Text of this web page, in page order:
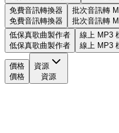
免費音訊轉換器
免費音訊轉換器
批次音訊轉
批次音訊轉
低保真歌曲製作者
低保真歌曲製作者
線上 MP3
線上 MP3
價格
價格
資源
資源